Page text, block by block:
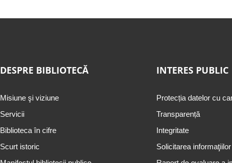
DESPRE BIBLIOTECĂ
Misiune şi viziune
Servicii
Biblioteca în cifre
Scurt istoric
INTERES PUBLIC
Protecția datelor cu
Transparență
Integritate
Solicitarea